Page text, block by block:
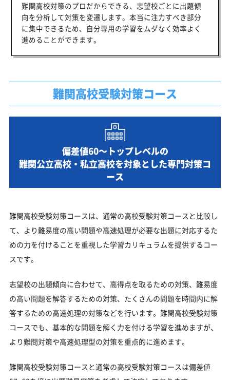
難関高校対策のプロだからできる、志望校ごとに出題傾
向を分析して対策を変遷します。本当に注力すべき部分
に集中できるため、自分専用の学習をムダなく効率よく
進めることができます。
難関高校受験対策コース
偏差値60～トップレベルの
難関公立高校・私立高校を対象とした専門対策コ
ース
難関高校受験対策コースは、通常の高校受験対策コースと比較し
て、より難易度の高い問題や高速処理が必要な出題に対応するた
めの力を付けることを重視した学習カリキュラムを提供するコー
スです。
志望校の出題傾向に合わせて、高得点を取るための対策、難易度
の高い問題を解答するための対策、たくさんの問題を時間内に解
答するための高速処理の対策などを行います。難関高校受験対策
コースでも、基本的な問題を解く力を付ける学習を進めますが、
より難問対策や高速処理型の対策を重点的に進めます。
難関高校受験対策コースと通常の高校受験対策コースは偏差値